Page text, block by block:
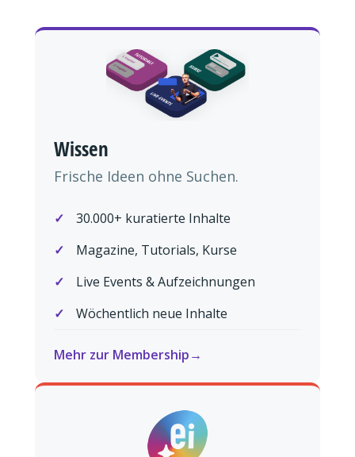
Wissen
Frische Ideen ohne Suchen.
30.000+ kuratierte Inhalte
Magazine, Tutorials, Kurse
Live Events & Aufzeichnungen
Wöchentlich neue Inhalte
Mehr zur Membership